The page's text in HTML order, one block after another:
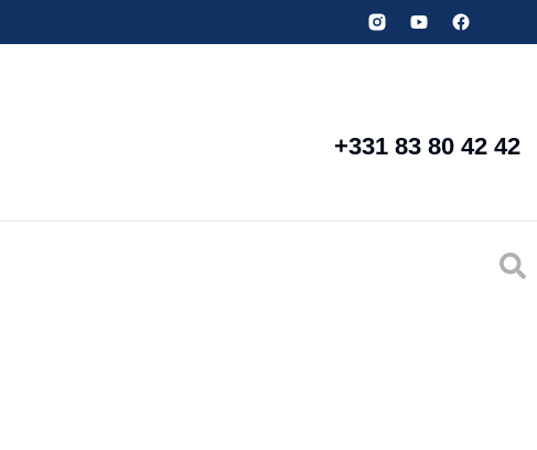
+331 83 80 42 42